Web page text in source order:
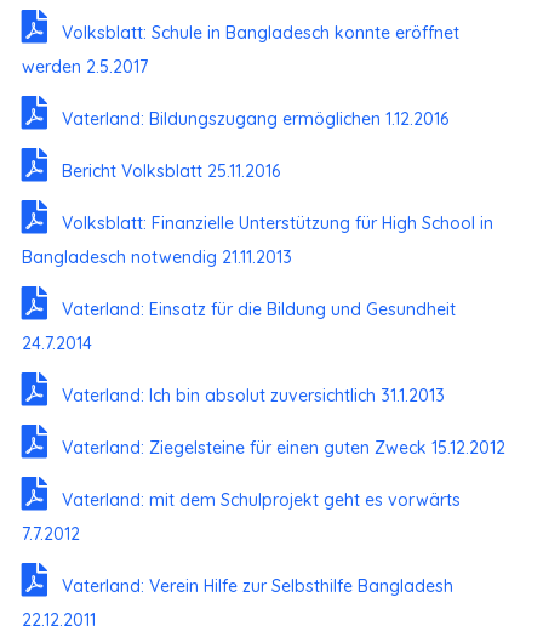
Volksblatt: Schule in Bangladesch konnte eröffnet
werden 2.5.2017
Vaterland: Bildungszugang ermöglichen 1.12.2016
Bericht Volksblatt 25.11.2016
Volksblatt: Finanzielle Unterstützung für High School in
Bangladesch notwendig 21.11.2013
Vaterland: Einsatz für die Bildung und Gesundheit
24.7.2014
Vaterland: Ich bin absolut zuversichtlich 31.1.2013
Vaterland: Ziegelsteine für einen guten Zweck 15.12.2012
Vaterland: mit dem Schulprojekt geht es vorwärts
7.7.2012
Vaterland: Verein Hilfe zur Selbsthilfe Bangladesh
22.12.2011